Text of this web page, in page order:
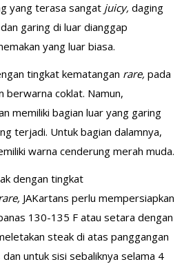
yang terasa sangat juicy, daging
garing di luar dianggap
yang luar biasa.
tingkat kematangan rare, pada
berwarna coklat. Namun,
memiliki bagian luar yang garing
terjadi. Untuk bagian dalamnya,
warna cenderung merah muda.
dengan tingkat
JAKartans perlu mempersiapkan
130-135 F atau setara dengan
steak di atas panggangan
untuk sisi sebaliknya selama 4